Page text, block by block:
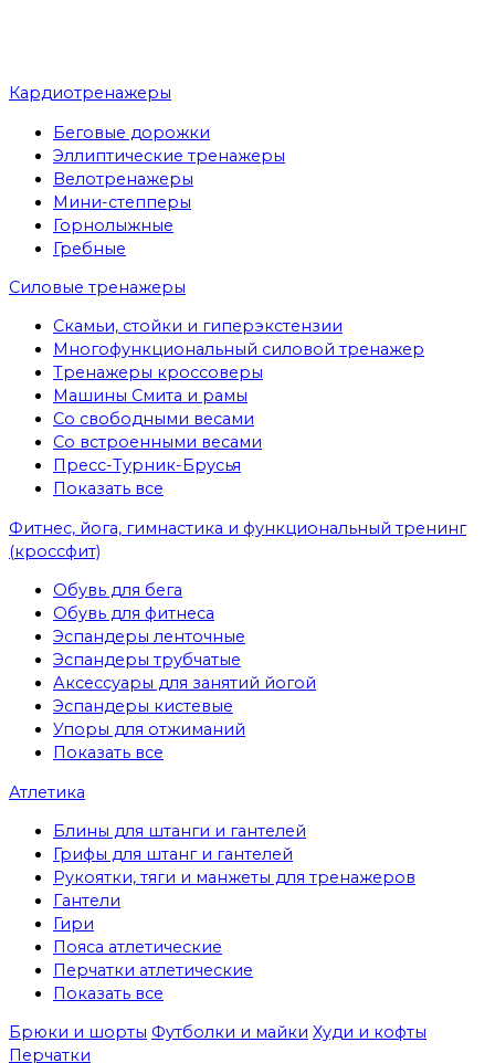
Кардиотренажеры
Беговые дорожки
Эллиптические тренажеры
Велотренажеры
Мини-степперы
Горнолыжные
Гребные
Cиловые тренажеры
Скамьи, стойки и гиперэкстензии
Многофункциональный силовой тренажер
Тренажеры кроссоверы
Машины Смита и рамы
Со свободными весами
Со встроенными весами
Пресс-Турник-Брусья
Показать все
Фитнес, йога, гимнастика и функциональный тренинг
(кроссфит)
Обувь для бега
Обувь для фитнеса
Эспандеры ленточные
Эспандеры трубчатые
Аксессуары для занятий йогой
Эспандеры кистевые
Упоры для отжиманий
Показать все
Атлетика
Блины для штанги и гантелей
Грифы для штанг и гантелей
Рукоятки, тяги и манжеты для тренажеров
Гантели
Гири
Пояса атлетические
Перчатки атлетические
Показать все
Брюки и шорты Футболки и майки Худи и кофты
Перчатки